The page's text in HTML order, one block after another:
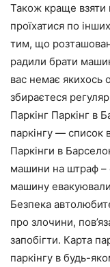
Також краще взяти
проїхатися по
тим, що
радили брати
вас немає якихось
збираєтеся
Паркінг Паркінг в
паркінгу — список
Паркінги в
машини на штраф
машину
Безпека
про злочини,
запобігти. Карта
паркінгу в будь-